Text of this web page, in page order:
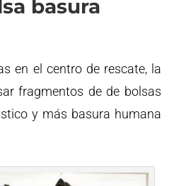
basura
en el centro de rescate, la
fragmentos de de bolsas
y más basura humana